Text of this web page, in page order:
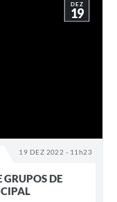
19 DEZ 2022 - 11h23
DEZ
19
GRUPOS DE